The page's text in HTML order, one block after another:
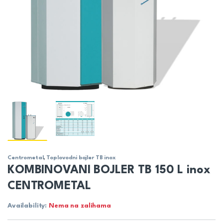
Centrometal, Toplovodni bojler TB inox
KOMBINOVANI BOJLER TB 150 L inox
CENTROMETAL
Availability: Nema na zalihama